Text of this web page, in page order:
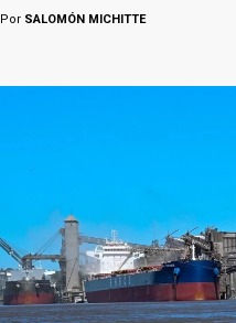
Por SALOMÓN MICHITTE